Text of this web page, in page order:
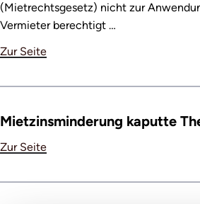
(Mietrechtsgesetz) nicht zur
Vermieter berechtigt …
Zur Seite
Mietzinsminderung kaputte
Zur Seite